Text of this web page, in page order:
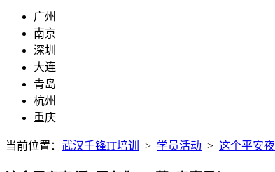
广州
南京
深圳
大连
青岛
杭州
重庆
当前位置： 武汉千锋IT培训 > 学员活动 > 这个平安夜